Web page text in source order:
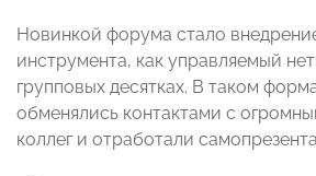
Новинкой форума стало
инструмента, как управляемый
групповых десятках. В таком
обменялись контактами с
коллег и отработали